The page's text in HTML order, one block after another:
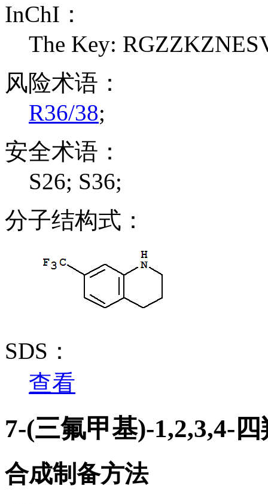
InChI：
The Key:
风险术语：
R36/38;
安全术语：
S26; S36;
分子结构式：
SDS：
查看
7-(三氟甲基)-1,2,3,4-
合成制备方法